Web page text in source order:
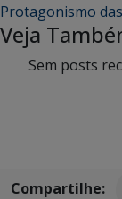
Protagonismo
Veja
Sem posts
Compartilhe: